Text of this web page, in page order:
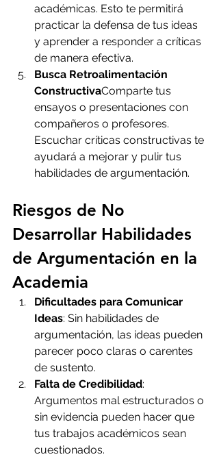
académicas. Esto te permitirá
practicar la defensa de tus ideas
y aprender a responder a críticas
de manera efectiva.
Busca Retroalimentación
ConstructivaComparte tus
ensayos o presentaciones con
compañeros o profesores.
Escuchar críticas constructivas te
ayudará a mejorar y pulir tus
habilidades de argumentación.
Riesgos de No
Desarrollar Habilidades
de Argumentación en la
Academia
Dificultades para Comunicar
Ideas: Sin habilidades de
argumentación, las ideas pueden
parecer poco claras o carentes
de sustento.
Falta de Credibilidad:
Argumentos mal estructurados o
sin evidencia pueden hacer que
tus trabajos académicos sean
cuestionados.